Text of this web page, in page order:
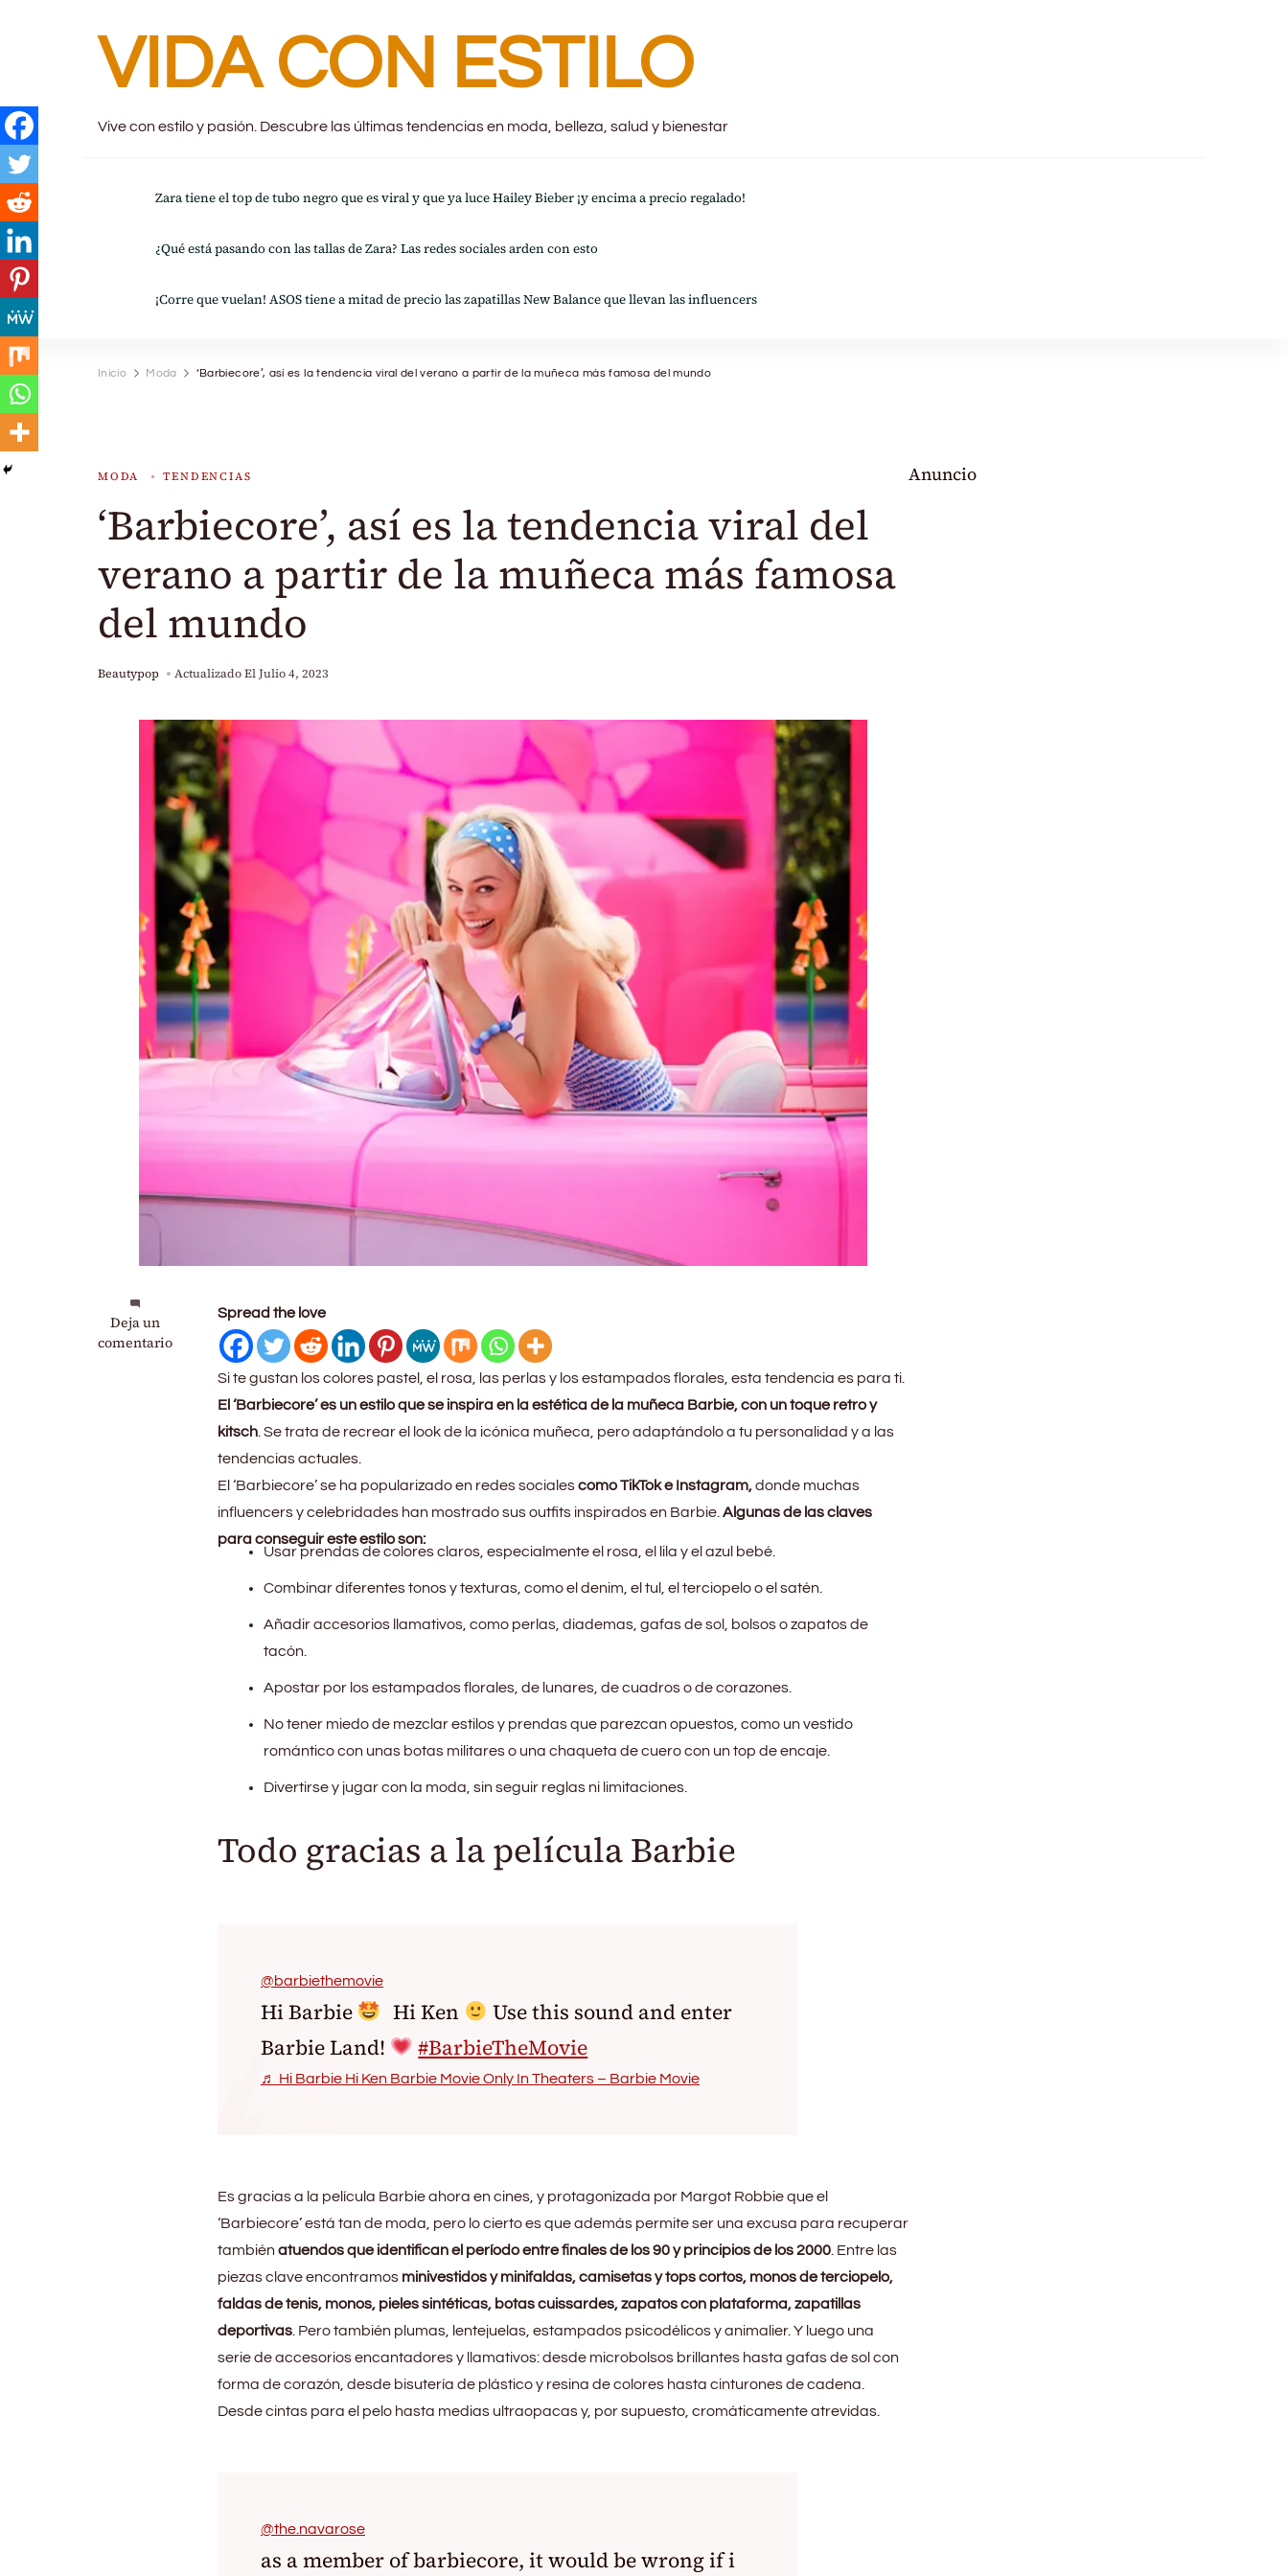
VIDA CON ESTILO
Vive con estilo y pasión. Descubre las últimas tendencias en moda, belleza, salud y bienestar
Zara tiene el top de tubo negro que es viral y que ya luce Hailey Bieber ¡y encima a precio regalado!
¿Qué está pasando con las tallas de Zara? Las redes sociales arden con esto
¡Corre que vuelan! ASOS tiene a mitad de precio las zapatillas New Balance que llevan las influencers
Inicio Moda ‘Barbiecore’, así es la tendencia viral del verano a partir de la muñeca más famosa del mundo
MODA TENDENCIAS
‘Barbiecore’, así es la tendencia viral del
verano a partir de la muñeca más famosa
del mundo
Beautypop Actualizado ElJulio 4, 2023
Deja un
comentario
en
‘Barbiecore’,
Spread the love
Si te gustan los colores pastel, el rosa, las perlas y los estampados florales, esta tendencia es para ti.
El ‘Barbiecore’ es un estilo que se inspira en la estética de la muñeca Barbie, con un toque retro y
kitsch . Se trata de recrear el look de la icónica muñeca, pero adaptándolo a tu personalidad y a las
tendencias actuales.
El ‘Barbiecore’ se ha popularizado en redes socialescomo TikTok e Instagram,donde muchas
influencers y celebridades han mostrado sus outfits inspirados en Barbie. Algunas de las claves
para conseguir este estilo son:
Usar prendas de colores claros, especialmente el rosa, el lila y el azul bebé.
Combinar diferentes tonos y texturas, como el denim, el tul, el terciopelo o el satén.
Añadir accesorios llamativos, como perlas, diademas, gafas de sol, bolsos o zapatos de
tacón.
Apostar por los estampados florales, de lunares, de cuadros o de corazones.
No tener miedo de mezclar estilos y prendas que parezcan opuestos, como un vestido
romántico con unas botas militares o una chaqueta de cuero con un top de encaje.
Divertirse y jugar con la moda, sin seguir reglas ni limitaciones.
Todo gracias a la película Barbie
@barbiethemovie
Hi Barbie Hi Ken
Use this sound and enter
Barbie Land!
#BarbieTheMovie
♬ Hi Barbie Hi Ken Barbie Movie Only In Theaters – Barbie Movie
Es gracias a la película Barbie ahora en cines, y protagonizada por Margot Robbie que el
‘Barbiecore’ está tan de moda, pero lo cierto es que además permite ser una excusa para recuperar
también atuendos que identifican el período entre finales de los 90 y principios de los 2000 . Entre las
piezas clave encontramos minivestidos y minifaldas, camisetas y tops cortos, monos de terciopelo,
faldas de tenis, monos, pieles sintéticas, botas cuissardes, zapatos con plataforma, zapatillas
deportivas . Pero también plumas, lentejuelas, estampados psicodélicos y animalier. Y luego una
serie de accesorios encantadores y llamativos: desde microbolsos brillantes hasta gafas de sol con
forma de corazón, desde bisutería de plástico y resina de colores hasta cinturones de cadena.
Desde cintas para el pelo hasta medias ultraopacas y, por supuesto, cromáticamente atrevidas.
@the.navarose
as a member of barbiecore, it would be wrong if i
Anuncio